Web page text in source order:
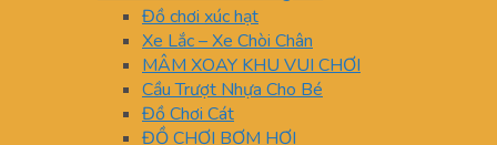
Đồ chơi xúc hạt
Xe Lắc – Xe Chòi Chân
MÂM XOAY KHU VUI CHƠI
Cầu Trượt Nhựa Cho Bé
Đồ Chơi Cát
ĐỒ CHƠI BƠM HƠI